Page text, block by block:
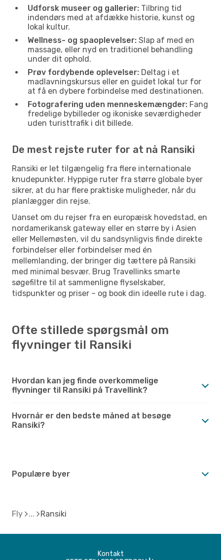
Udforsk museer og gallerier: Tilbring tid
indendørs med at afdække historie, kunst og
lokal kultur.
Wellness- og spaoplevelser: Slap af med en
massage, eller nyd en traditionel behandling
under dit ophold.
Prøv fordybende oplevelser: Deltag i et
madlavningskursus eller en guidet lokal tur for
at få en dybere forbindelse med destinationen.
Fotografering uden menneskemængder: Fang
fredelige bybilleder og ikoniske seværdigheder
uden turisttrafik i dit billede.
De mest rejste ruter for at nå Ransiki
Ransiki er let tilgængelig fra flere internationale
knudepunkter. Hyppige ruter fra større globale byer
sikrer, at du har flere praktiske muligheder, når du
planlægger din rejse.
Uanset om du rejser fra en europæisk hovedstad, en
nordamerikansk gateway eller en større by i Asien
eller Mellemøsten, vil du sandsynligvis finde direkte
forbindelser eller forbindelser med én
mellemlanding, der bringer dig tættere på Ransiki
med minimal besvær. Brug Travellinks smarte
søgefiltre til at sammenligne flyselskaber,
tidspunkter og priser – og book din ideelle rute i dag.
Ofte stillede spørgsmål om
flyvninger til Ransiki
Hvordan kan jeg finde overkommelige
flyvninger til Ransiki på Travellink?
Hvornår er den bedste måned at besøge
Ransiki?
Populære byer
Fly Ransiki
Kontakt